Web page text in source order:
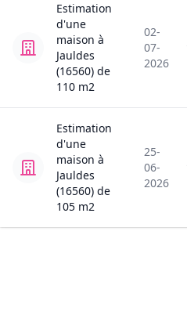
Estimation
d'une
maison à
Jauldes
(16560) de
110 m2
02-
07-
2026
Estimation
d'une
maison à
Jauldes
(16560) de
105 m2
25-
06-
2026